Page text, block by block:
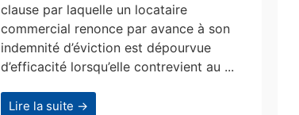
clause par laquelle un locataire
commercial renonce par avance à son
indemnité d’éviction est dépourvue
d’efficacité lorsqu’elle contrevient au ...
Lire la suite →